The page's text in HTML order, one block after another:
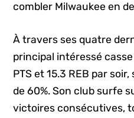
combler Milwaukee en
À travers ses quatre
principal intéressé
PTS et 15.3 REB par
de 60%. Son club surfe
victoires consécutives,